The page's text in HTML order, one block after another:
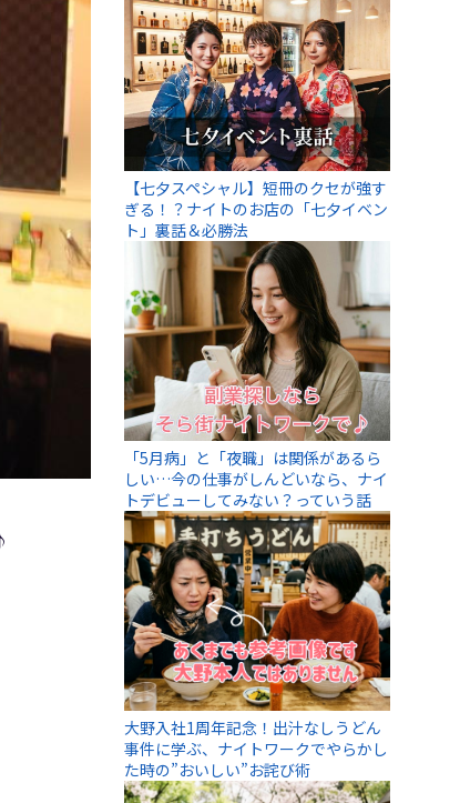
【七夕スペシャル】短冊のクセが強す
ぎる！？ナイトのお店の「七夕イベン
ト」裏話＆必勝法
「5月病」と「夜職」は関係があるら
しい…今の仕事がしんどいなら、ナイ
トデビューしてみない？っていう話
大野入社1周年記念！出汁なしうどん
事件に学ぶ、ナイトワークでやらかし
た時の”おいしい”お詫び術